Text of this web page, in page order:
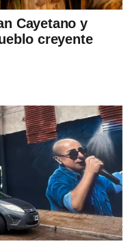
Cayetano y
creyente